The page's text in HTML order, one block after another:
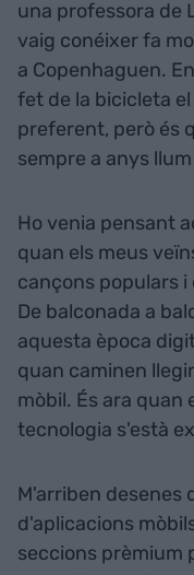
una professora de
vaig conéixer fa
a Copenhaguen.
fet de la bicicleta
preferent, però és
sempre a anys
Ho venia pensant
quan els meus
cançons populars i
De balconada a
aquesta època
quan caminen
mòbil. És ara quan
tecnologia s'està
M'arriben desenes
d'aplicacions
seccions prèmium